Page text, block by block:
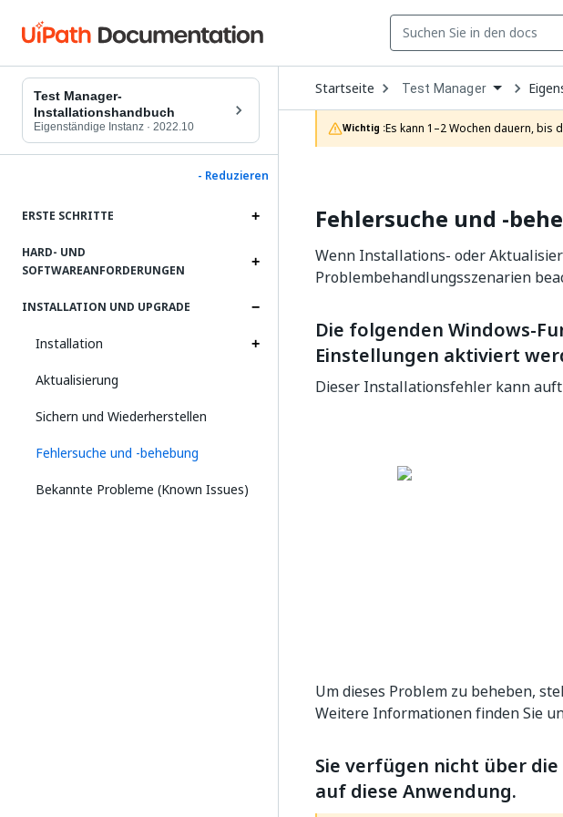
Test Manager-
Installationshandbuch
Eigenständige Instanz · 2022.10
- Reduzieren
ERSTE SCHRITTE
HARD- UND
SOFTWAREANFORDERUNGEN
INSTALLATION UND UPGRADE
Installation
Aktualisierung
Sichern und Wiederherstellen
Fehlersuche und ‑behebung
Bekannte Probleme (Known Issues)
Startseite Open
Dropdown
to
choose
product
Test Manager
Wichtig :Es kann 1–2 Wochen dauern,
Fehlersuche und
Wenn Installations- oder
Problembehandlungsszenarien
Die folgenden Windows-
Einstellungen aktiviert
Dieser Installationsfehler kann
Um dieses Problem zu beheben,
Weitere Informationen finden Sie
Sie verfügen nicht über
auf diese Anwendung.